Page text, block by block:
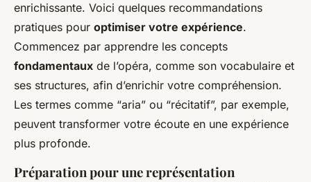
enrichissante. Voici quelques recommandations
pratiques pour optimiser votre expérience.
Commencez par apprendre les concepts
fondamentaux de l’opéra, comme son vocabulaire et
ses structures, afin d’enrichir votre compréhension.
Les termes comme “aria” ou “récitatif”, par exemple,
peuvent transformer votre écoute en une expérience
plus profonde.
Préparation pour une représentation